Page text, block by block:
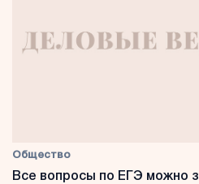
Общество
Все вопросы по ЕГЭ можно